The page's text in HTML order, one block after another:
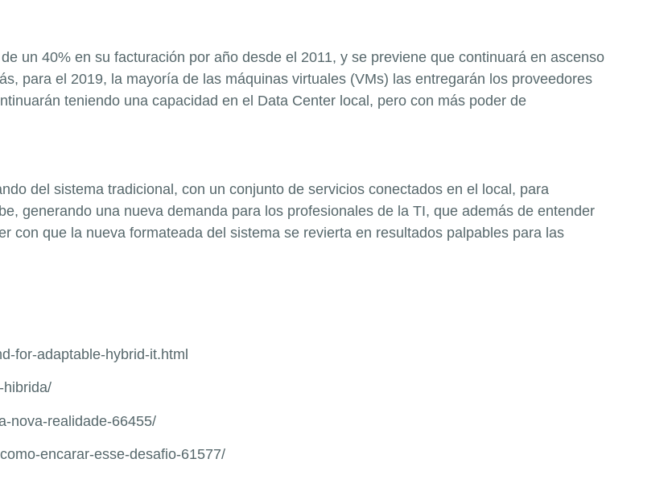
un 40% en su facturación por año desde el 2011, y se previene que continuará en ascenso
para el 2019, la mayoría de las máquinas virtuales (VMs) las entregarán los proveedores
teniendo una capacidad en el Data Center local, pero con más poder de
del sistema tradicional, con un conjunto de servicios conectados en el local, para
generando una nueva demanda para los profesionales de la TI, que además de entender
con que la nueva formateada del sistema se revierta en resultados palpables para las
for-adaptable-hybrid-it.html
hibrida/
nova-realidade-66455/
encarar-esse-desafio-61577/